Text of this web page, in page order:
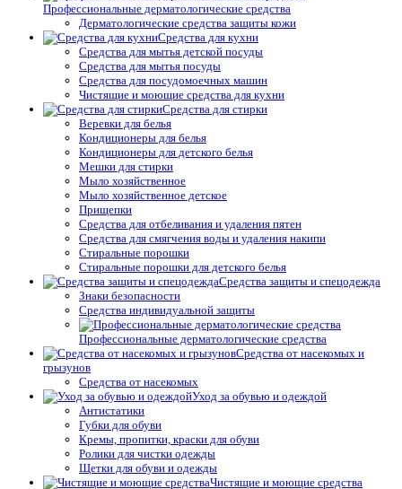
Профессиональные дерматологические средства
Дерматологические средства защиты кожи
Средства для кухни
Средства для мытья детской посуды
Средства для мытья посуды
Средства для посудомоечных машин
Чистящие и моющие средства для кухни
Средства для стирки
Веревки для белья
Кондиционеры для белья
Кондиционеры для детского белья
Мешки для стирки
Мыло хозяйственное
Мыло хозяйственное детское
Прищепки
Средства для отбеливания и удаления пятен
Средства для смягчения воды и удаления накипи
Стиральные порошки
Стиральные порошки для детского белья
Средства защиты и спецодежда
Знаки безопасности
Средства индивидуальной защиты
Профессиональные дерматологические средства
Средства от насекомых и
грызунов
Средства от насекомых
Уход за обувью и одеждой
Антистатики
Губки для обуви
Кремы, пропитки, краски для обуви
Ролики для чистки одежды
Щетки для обуви и одежды
Чистящие и моющие средства